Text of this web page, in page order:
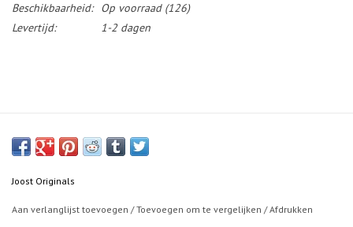
Beschikbaarheid: Op voorraad(126)
Levertijd:
1-2 dagen
Joost Originals
Aan verlanglijst toevoegen /Toevoegen om te vergelijken /Afdrukken